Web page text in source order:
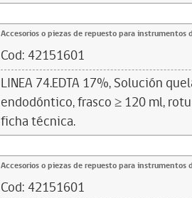
Accesorios o piezas de repuesto para instrumentos
Cod: 42151601
LINEA 74.EDTA 17%, Solución
endodóntico, frasco ≥ 120 ml,
ficha técnica.
Accesorios o piezas de repuesto para instrumentos
Cod: 42151601